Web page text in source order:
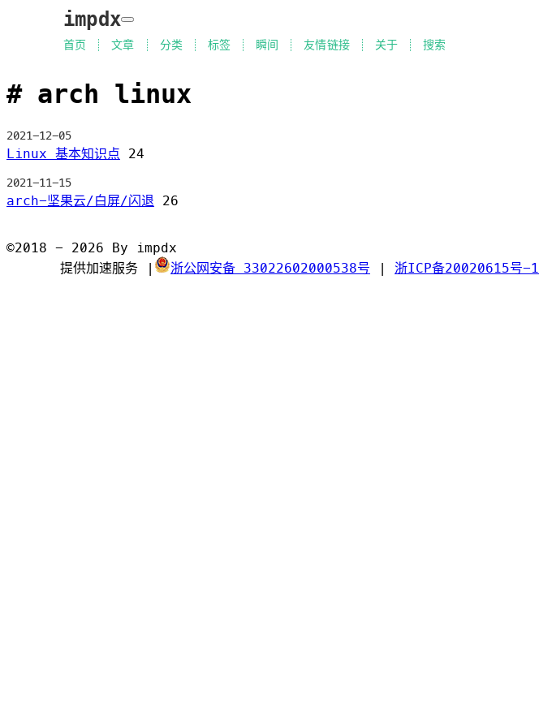
impdx
首页 文章 分类 标签 瞬间 友情链接 关于 搜索
arch linux
2021-12-05
Linux 基本知识点 24
2021-11-15
arch-坚果云/白屏/闪退 26
©2018 - 2026 By impdx
提供加速服务 | 浙公网安备 33022602000538号 | 浙ICP备20020615号-1